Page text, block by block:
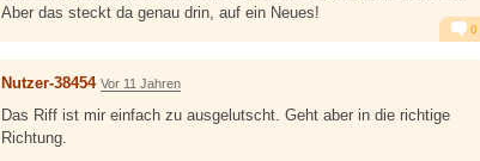
Aber das steckt da genau drin, auf ein Neues!
Alarm Antworten
0
Nutzer-38454 Vor 11 Jahren
Das Riff ist mir einfach zu ausgelutscht. Geht aber in die richtige
Richtung.